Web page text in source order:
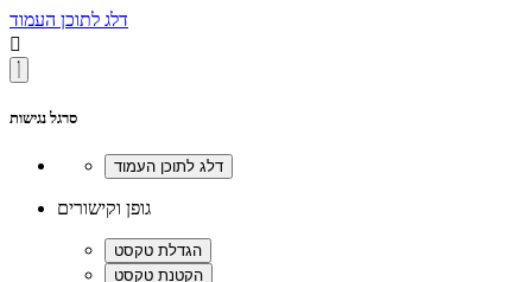
דלג לתוכן העמוד

סרגל נגישות
גופן וקישורים